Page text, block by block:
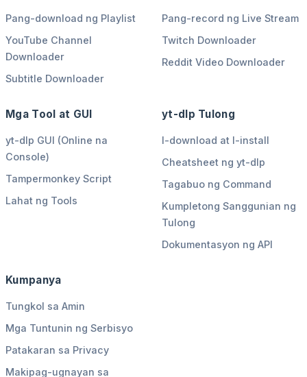
Pang-download ng Playlist
YouTube Channel
Downloader
Subtitle Downloader
Pang-record ng Live Stream
Twitch Downloader
Reddit Video Downloader
Mga Tool at GUI
yt-dlp GUI (Online na
Console)
Tampermonkey Script
Lahat ng Tools
yt-dlp Tulong
I-download at I-install
Cheatsheet ng yt-dlp
Tagabuo ng Command
Kumpletong Sanggunian ng
Tulong
Dokumentasyon ng API
Kumpanya
Tungkol sa Amin
Mga Tuntunin ng Serbisyo
Patakaran sa Privacy
Makipag-ugnayan sa